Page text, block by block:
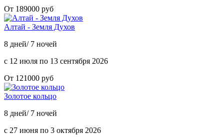
От 189000 руб
Алтай - Земля Духов
8 дней/ 7 ночей
с 12 июля по 13 сентября 2026
От 121000 руб
Золотое кольцо
8 дней/ 7 ночей
с 27 июня по 3 октября 2026